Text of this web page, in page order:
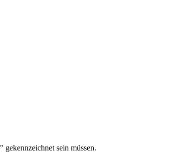
" gekennzeichnet sein müssen.